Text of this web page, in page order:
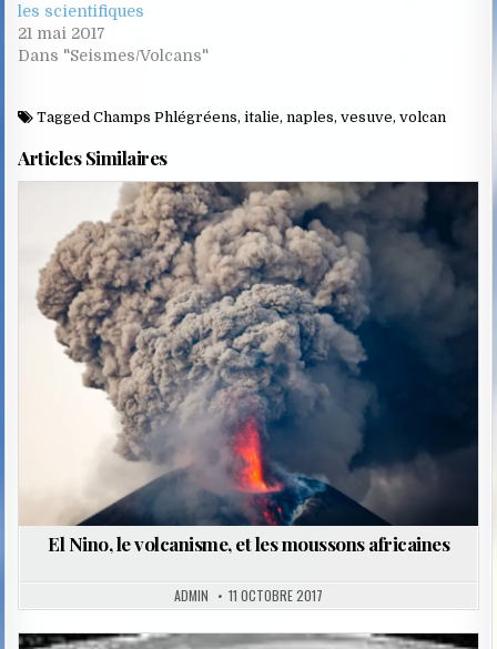
les scientifiques
21 mai 2017
Dans "Seismes/Volcans"
TaggedChamps Phlégréens,italie,naples,vesuve,volcan
Articles Similaires
Posted
in
El Nino, le volcanisme, et les moussons africaines
ADMIN 11 OCTOBRE 2017